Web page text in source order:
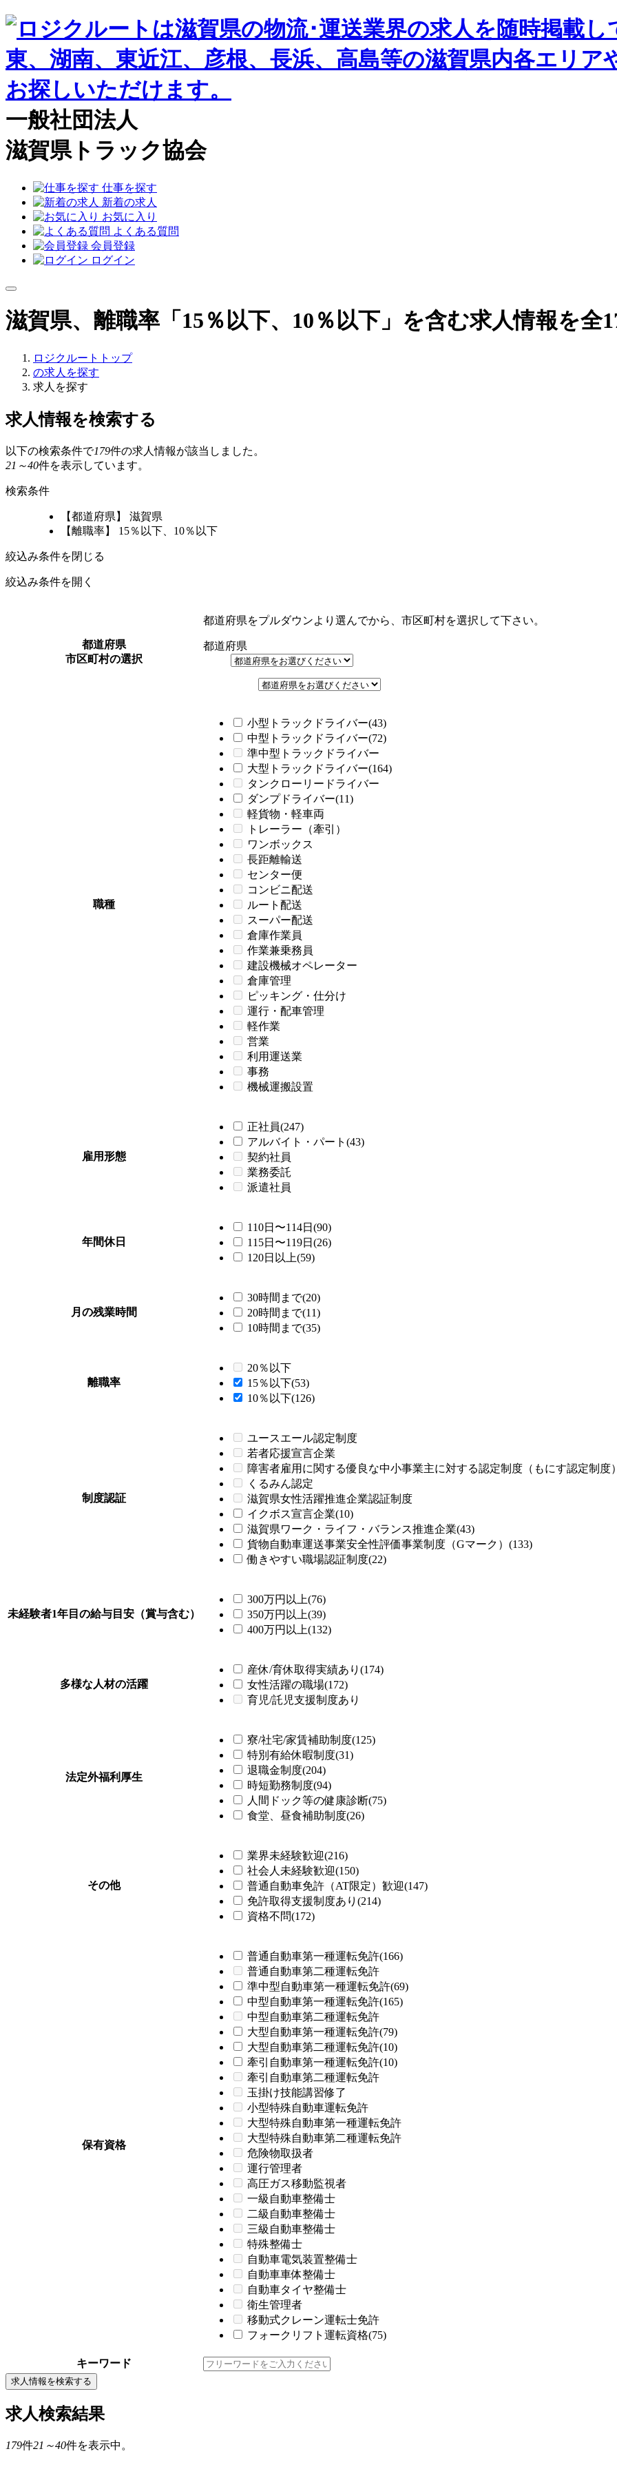
一般社団法人
滋賀県トラック協会
仕事を探す
新着の求人
お気に入り
よくある質問
会員登録
ログイン
滋賀県、離職率「15％以下、10％以下」を含む求人情報を全
ロジクルートトップ
の求人を探す
求人を探す
求人情報を検索する
以下の検索条件で179件の求人情報が該当しました。
21～40件を表示しています。
検索条件
【都道府県】 滋賀県
【離職率】 15％以下、10％以下
絞込み条件を閉じる
絞込み条件を開く
都道府県
市区町村の選択
都道府県をプルダウンより選んでから、市区町村を選択して下さい。
都道府県
職種
小型トラックドライバー(43)
中型トラックドライバー(72)
準中型トラックドライバー
大型トラックドライバー(164)
タンクローリードライバー
ダンプドライバー(11)
軽貨物・軽車両
トレーラー（牽引）
ワンボックス
長距離輸送
センター便
コンビニ配送
ルート配送
スーパー配送
倉庫作業員
作業兼乗務員
建設機械オペレーター
倉庫管理
ピッキング・仕分け
運行・配車管理
軽作業
営業
利用運送業
事務
機械運搬設置
雇用形態
正社員(247)
アルバイト・パート(43)
契約社員
業務委託
派遣社員
年間休日
110日〜114日(90)
115日〜119日(26)
120日以上(59)
月の残業時間
30時間まで(20)
20時間まで(11)
10時間まで(35)
離職率
20％以下
15％以下(53)
10％以下(126)
制度認証
ユースエール認定制度
若者応援宣言企業
障害者雇用に関する優良な中小事業主に対する認定制度（もにす認定制度
くるみん認定
滋賀県女性活躍推進企業認証制度
イクボス宣言企業(10)
滋賀県ワーク・ライフ・バランス推進企業(43)
貨物自動車運送事業安全性評価事業制度（Gマーク）(133)
働きやすい職場認証制度(22)
未経験者1年目の給与目安（賞与含む）
300万円以上(76)
350万円以上(39)
400万円以上(132)
多様な人材の活躍
産休/育休取得実績あり(174)
女性活躍の職場(172)
育児/託児支援制度あり
法定外福利厚生
寮/社宅/家賃補助制度(125)
特別有給休暇制度(31)
退職金制度(204)
時短勤務制度(94)
人間ドック等の健康診断(75)
食堂、昼食補助制度(26)
その他
業界未経験歓迎(216)
社会人未経験歓迎(150)
普通自動車免許（AT限定）歓迎(147)
免許取得支援制度あり(214)
資格不問(172)
保有資格
普通自動車第一種運転免許(166)
普通自動車第二種運転免許
準中型自動車第一種運転免許(69)
中型自動車第一種運転免許(165)
中型自動車第二種運転免許
大型自動車第一種運転免許(79)
大型自動車第二種運転免許(10)
牽引自動車第一種運転免許(10)
牽引自動車第二種運転免許
玉掛け技能講習修了
小型特殊自動車運転免許
大型特殊自動車第一種運転免許
大型特殊自動車第二種運転免許
危険物取扱者
運行管理者
高圧ガス移動監視者
一級自動車整備士
二級自動車整備士
三級自動車整備士
特殊整備士
自動車電気装置整備士
自動車車体整備士
自動車タイヤ整備士
衛生管理者
移動式クレーン運転士免許
フォークリフト運転資格(75)
キーワード
求人情報を検索する
求人検索結果
179件21～40件を表示中。